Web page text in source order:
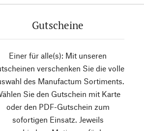
Gutscheine
Einer für alle(s): Mit unseren
verschenken Sie die volle
des Manufactum Sortiments.
Sie den Gutschein mit Karte
oder den PDF-Gutschein zum
sofortigen Einsatz. Jeweils